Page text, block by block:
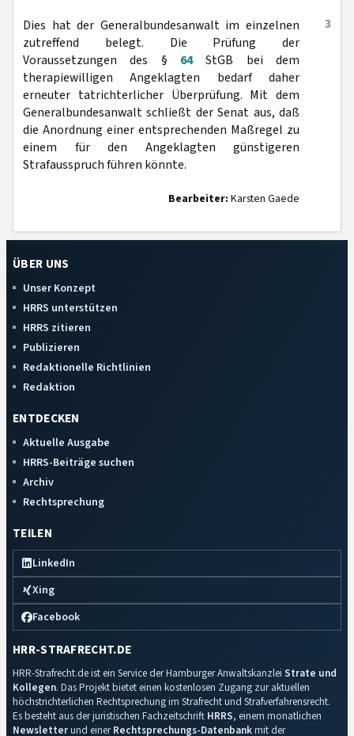
3
Dies hat der Generalbundesanwalt im einzelnen
zutreffend belegt. Die Prüfung der
Voraussetzungen des § 64StGB bei dem
therapiewilligen Angeklagten bedarf daher
erneuter tatrichterlicher Überprüfung. Mit dem
Generalbundesanwalt schließt der Senat aus, daß
die Anordnung einer entsprechenden Maßregel zu
einem für den Angeklagten günstigeren
Strafausspruch führen könnte.
Bearbeiter: Karsten Gaede
ÜBER UNS
Unser Konzept
HRRS unterstützen
HRRS zitieren
Publizieren
Redaktionelle Richtlinien
Redaktion
ENTDECKEN
Aktuelle Ausgabe
HRRS-Beiträge suchen
Archiv
Rechtsprechung
TEILEN
LinkedIn
Xing
Facebook
HRR-STRAFRECHT.DE
HRR-Strafrecht.de ist ein Service der Hamburger Anwaltskanzlei Strate und
Kollegen. Das Projekt bietet einen kostenlosen Zugang zur aktuellen
höchstrichterlichen Rechtsprechung im Strafrecht und Strafverfahrensrecht.
Es besteht aus der juristischen Fachzeitschrift HRRS, einem monatlichen
Newsletterund einerRechtsprechungs-Datenbankmit der